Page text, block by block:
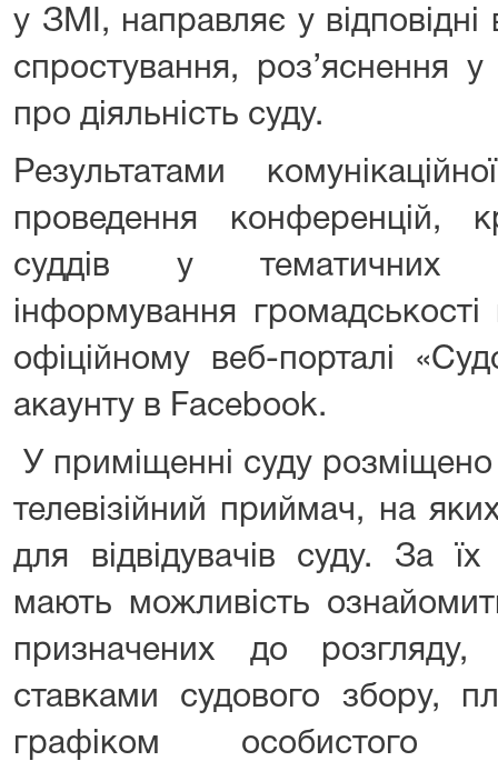
у ЗМІ, направляє у відповідні
спростування, роз’яснення у
про діяльність суду.
Результатами
проведення конференцій,
суддів у тематичних
інформування громадськості
офіційному веб-порталі
акаунту в Facebook.
У приміщенні суду розміщено
телевізійний приймач, на
для відвідувачів суду. За їх
мають можливість
призначених до розгляду,
ставками судового збору,
графіком особистого